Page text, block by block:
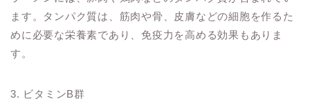
ます。タンパク質は、筋肉や骨、皮膚などの細胞を作るた
めに必要な栄養素であり、免疫力を高める効果もありま
す。
3. ビタミンB群